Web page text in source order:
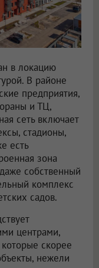
в локацию
В районе
предприятия,
и ТЦ,
сеть включает
стадионы,
есть
зона
собственный
комплекс
садов.
центрами,
скорее
нежели